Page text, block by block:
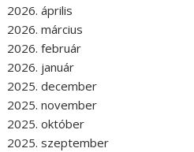
2026. április
2026. március
2026. február
2026. január
2025. december
2025. november
2025. október
2025. szeptember